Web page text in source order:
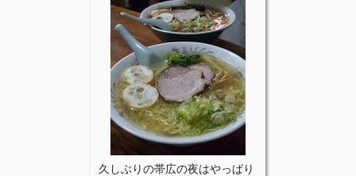
久しぶりの帯広の夜はやっぱり